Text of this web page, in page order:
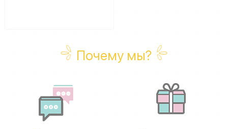
Почему мы?